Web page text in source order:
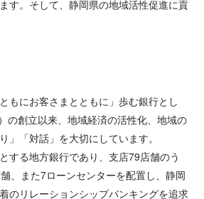
す。そして、静岡県の地域活性促進に貢
もにお客さまとともに」歩む銀行とし
の創立以来、地域経済の活性化、地域の
」「対話」を大切にしています。
する地方銀行であり、支店79店舗のう
、また7ローンセンターを配置し、静岡
のリレーションシップバンキングを追求